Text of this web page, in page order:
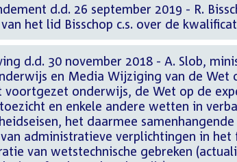
d.d. 26 september 2019 - R.
het lid Bisschop c.s. over de
d.d. 30 november 2018 - A. Slob,
en Media Wijziging van de Wet
voortgezet onderwijs, de Wet op de
en enkele andere wetten in
het daarmee
administratieve verplichtingen in
van wetstechnische gebreken